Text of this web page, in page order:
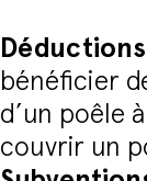
bénéficier
d’un poêle
couvrir un